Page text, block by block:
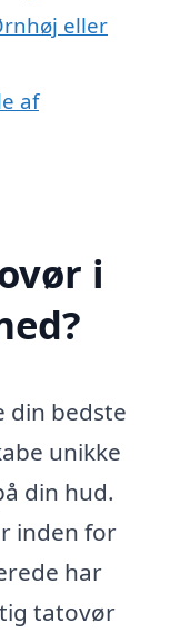
eller
af
i
din bedste
unikke
din hud.
inden for
har
tatovør